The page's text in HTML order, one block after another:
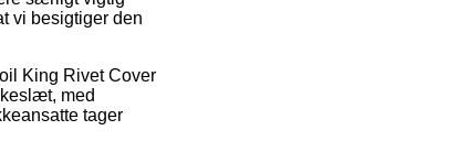
vi besigtiger den
King Rivet Cover
med
tager